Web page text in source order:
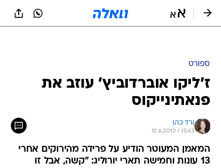
ספורט
ז'ליקו אוברדוביץ' עוזב את
פנאתינייקוס
ורד כהן
12.6.2012 / 15:43
המאמן המעוטר הודיע על פרידה מהירוקים אחרי
13 עונות וחמישה תארי יורוליג: "קשה, אבל זו